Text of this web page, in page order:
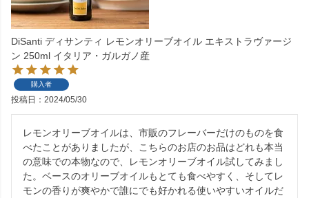
DiSanti ディサンティ レモンオリーブオイル エキストラヴァージ
ン 250ml イタリア・ガルガノ産
購入者
投稿日 2024/05/30
レモンオリーブオイルは、市販のフレーバーだけのものを食
べたことがありましたが、こちらのお店のお品はどれも本当
の意味での本物なので、レモンオリーブオイル試してみまし
た。ベースのオリーブオイルもとても食べやすく、そしてレ
モンの香りが爽やかで誰にでも好かれる使いやすいオイルだ